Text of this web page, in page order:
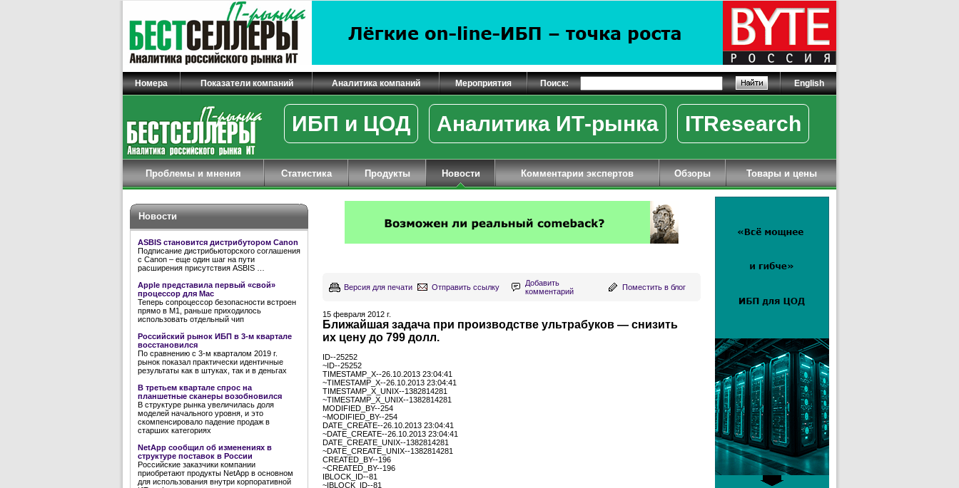
Номера Показатели компаний Аналитика компаний Мероприятия Поиск: English
ИБП и ЦОД Аналитика ИТ-рынка ITResearch
Проблемы и мнения Статистика Продукты Новости Комментарии экспертов Обзоры Товары и цены
Новости
ASBIS становится дистрибутором Canon
Подписание дистрибьюторского соглашения
с Canon – еще один шаг на пути
расширения присутствия ASBIS …
Apple представила первый «свой»
процессор для Mac
Теперь сопроцессор безопасности встроен
прямо в M1, раньше приходилось
использовать отдельный чип
Российский рынок ИБП в 3-м квартале
восстановился
По сравнению с 3-м кварталом 2019 г.
рынок показал практически идентичные
результаты как в штуках, так и в деньгах
В третьем квартале спрос на
планшетные сканеры возобновился
В структуре рынка увеличилась доля
моделей начального уровня, и это
скомпенсировало падение продаж в
старших категориях
NetApp сообщил об изменениях в
структуре поставок в России
Российские заказчики компании
приобретают продукты NetApp в основном
для использования внутри корпоративной
Версия для печати Отправить ссылку
Добавить
комментарий
Поместить в блог
15 февраля 2012 г.
Ближайшая задача при производстве ультрабуков — снизить
их цену до 799 долл.
ID--25252
~ID--25252
TIMESTAMP_X--26.10.2013 23:04:41
~TIMESTAMP_X--26.10.2013 23:04:41
TIMESTAMP_X_UNIX--1382814281
~TIMESTAMP_X_UNIX--1382814281
MODIFIED_BY--254
~MODIFIED_BY--254
DATE_CREATE--26.10.2013 23:04:41
~DATE_CREATE--26.10.2013 23:04:41
DATE_CREATE_UNIX--1382814281
~DATE_CREATE_UNIX--1382814281
CREATED_BY--196
~CREATED_BY--196
IBLOCK_ID--81
~IBLOCK_ID--81